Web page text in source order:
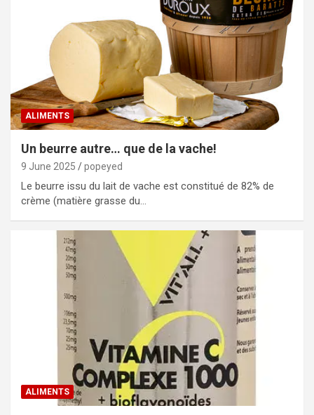
ALIMENTS
Un beurre autre… que de la vache!
9 June 2025 popeyed
Le beurre issu du lait de vache est constitué de 82% de
crème (matière grasse du…
ALIMENTS